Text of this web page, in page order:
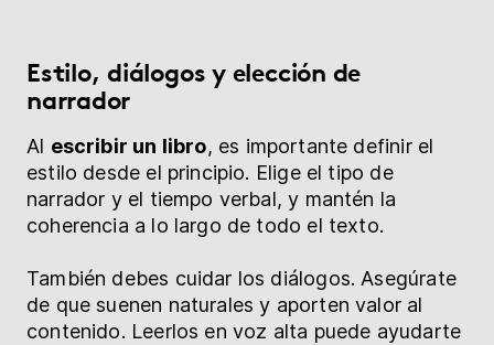
Estilo, diálogos y elección de
narrador
Al escribir un libro, es importante definir el
estilo desde el principio. Elige el tipo de
narrador y el tiempo verbal, y mantén la
coherencia a lo largo de todo el texto.
También debes cuidar los diálogos. Asegúrate
de que suenen naturales y aporten valor al
contenido. Leerlos en voz alta puede ayudarte